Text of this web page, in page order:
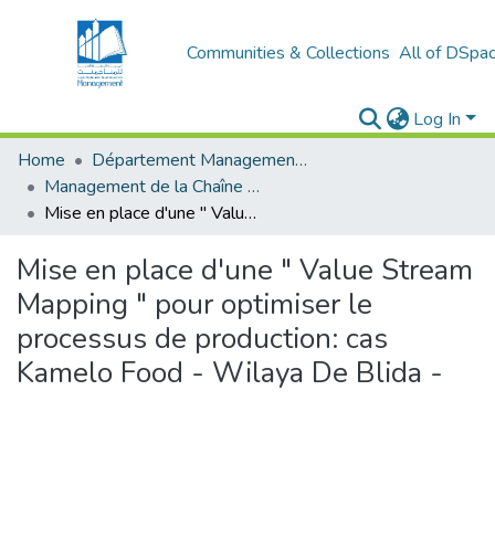
Communities & Collections All of
Log In
Home
Département Management Des Organisations
Management de la Chaîne Logistique (MCL)
Mise en place d'une " Value Stream Mapping " pour optimiser le processus de production: cas Kamelo Food - Wilaya De Blida -
Mise en place d'une " Value Stream
Mapping " pour optimiser le
processus de production: cas
Kamelo Food - Wilaya De Blida -